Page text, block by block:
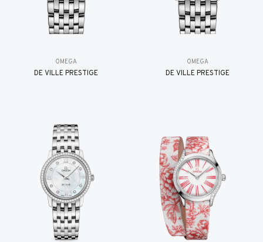
OMEGA
DE VILLE PRESTIGE
OMEGA
DE VILLE PRESTIGE